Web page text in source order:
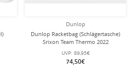
Dunlop
Dunlop Racketbag (Schlägertasche)
Srixon Team Thermo 2022
UVP: 89,95€
74,50€